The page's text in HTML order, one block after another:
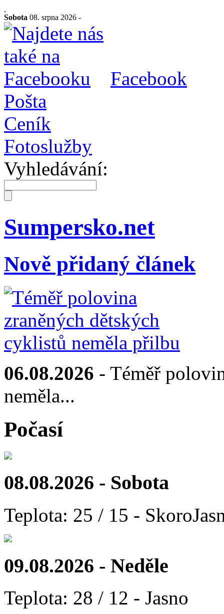
Sobota 08. srpna 2026 -
Facebook
Pošta
Ceník
Fotoslužby
Vyhledávání:
Sumpersko.net
Nově přidaný článek
06.08.2026 - Téměř
neměla...
Počasí
08.08.2026 - Sobota
Teplota: 25 / 15 -
09.08.2026 - Neděle
Teplota: 28 / 12 - Jasno